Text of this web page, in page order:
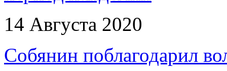
14 Августа 2020
Собянин поблагодарил